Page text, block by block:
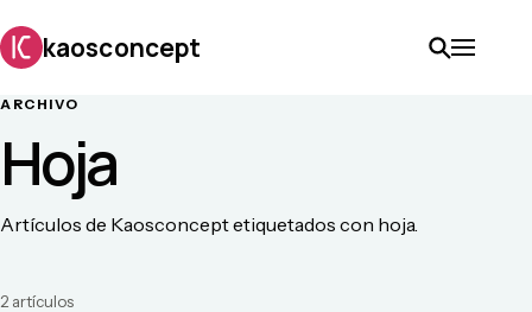
kaosconcept
ARCHIVO
Hoja
Artículos de Kaosconcept etiquetados con hoja.
2 artículos